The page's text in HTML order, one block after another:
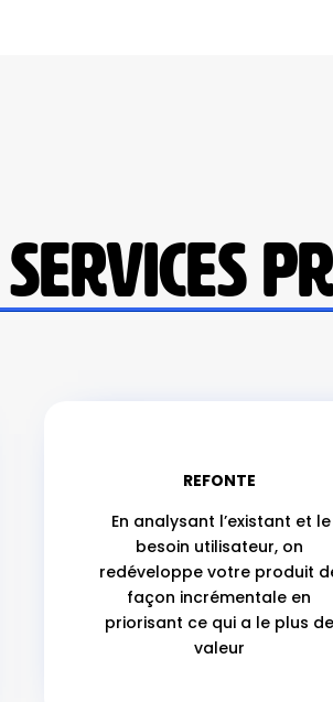
REFONTE
En analysant l’existant et le
besoin utilisateur, on
redéveloppe votre produit
façon incrémentale en
priorisant ce qui a le plus de
valeur